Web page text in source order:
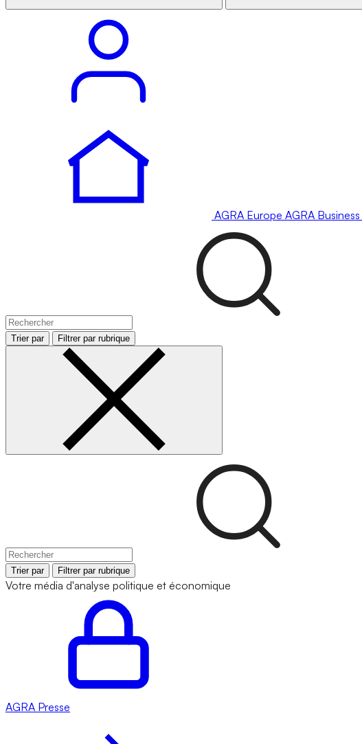
AGRA Europe AGRA Business
Trier par Filtrer par rubrique
Trier par Filtrer par rubrique
Votre média d'analyse politique et économique
AGRA Presse